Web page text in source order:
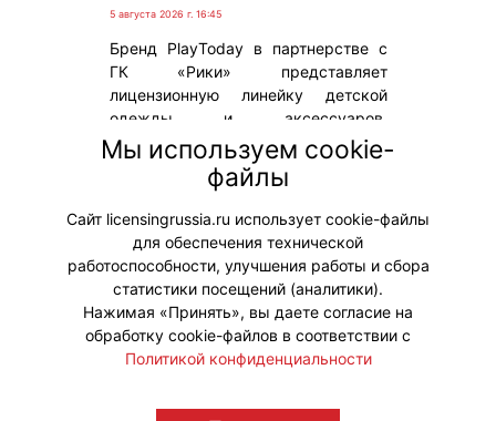
5 августа 2026 г. 16:45
Бренд PlayToday в партнерстве с
ГК «Рики» представляет
лицензионную линейку детской
одежды и аксессуаров,
приуроченную к выходу нового
полнометражного игрового фильма,
который стартует в российском
прокате с 6 августа.
#ПродвижениеБренда #Коллаборации
Мы используем cookie-
файлы
Сайт licensingrussia.ru использует cookie-файлы
для обеспечения технической
работоспособности, улучшения работы и сбора
статистики посещений (аналитики).
Нажимая «Принять», вы даете согласие на
обработку cookie-файлов в соответствии с
Политикой конфиденциальности